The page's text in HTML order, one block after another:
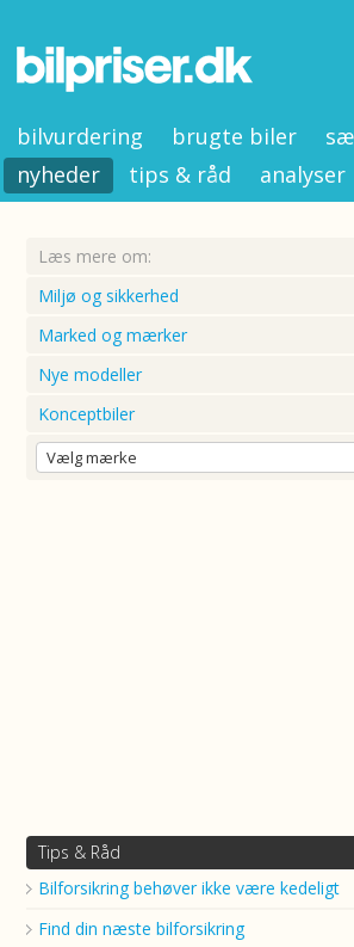
bilvurdering brugte biler
nyheder
tips & råd analyser
Læs mere om:
Miljø og sikkerhed
Marked og mærker
Nye modeller
Konceptbiler
Tips & Råd
Bilforsikring behøver ikke være kedeligt
Find din næste bilforsikring